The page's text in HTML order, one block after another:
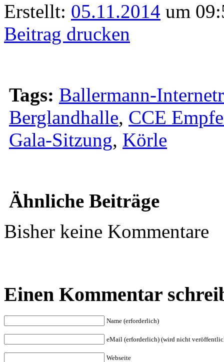
Erstellt: 05.11.2014 um
Beitrag drucken
Tags: Ballermann-
Berglandhalle, CCE
Gala-Sitzung, Körle
Ähnliche Beiträge
Bisher keine Kommentare
Einen Kommentar
Name (erforderlich)
eMail (erforderlich) (wird nicht
Webseite